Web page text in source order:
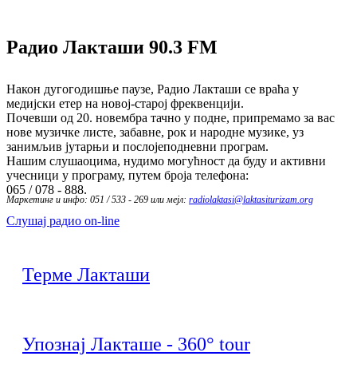
Радио Лакташи 90.3 FM
Након дугогодишње паузе, Радио Лакташи се враћа у
медијски етер на новој-старој фреквенцији.
Почевши од 20. новембра тачно у подне, припремамо за вас
нове музичке листе, забавне, рок и народне музике, уз
занимљив јутарњи и послојеподневни програм.
Нашим слушаоцима, нудимо могућност да буду и активни
учесници у програму, путем броја телефона:
065 / 078 - 888.
Маркетинг и инфо: 051 / 533 - 269 или мејл: radiolaktasi@laktasiturizam.org
Слушај радио on-line
Терме Лакташи
Упознај Лакташе - 360° tour